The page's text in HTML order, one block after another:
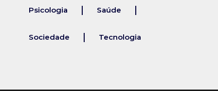
Psicologia Saúde
Sociedade Tecnologia